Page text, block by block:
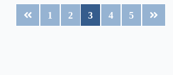
1 2 3 4 5